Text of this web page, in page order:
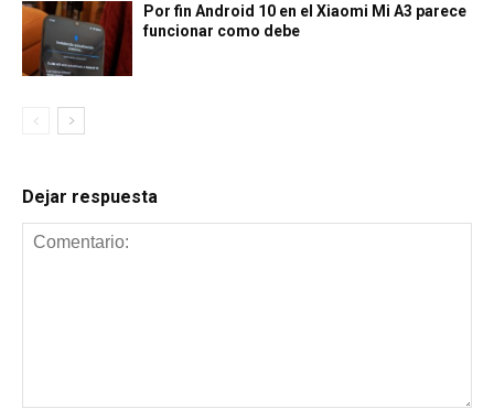
Por fin Android 10 en el Xiaomi Mi A3 parece
funcionar como debe
Dejar respuesta